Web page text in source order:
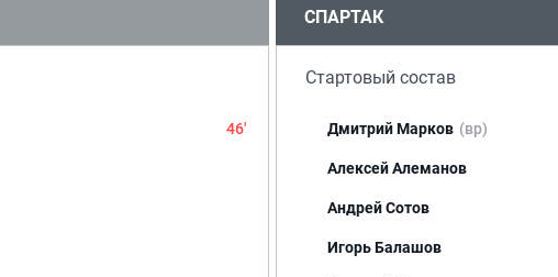
46'
СПАРТАК
Стартовый состав
Дмитрий Марков (вр)
Алексей Алеманов
Андрей Сотов
Игорь Балашов